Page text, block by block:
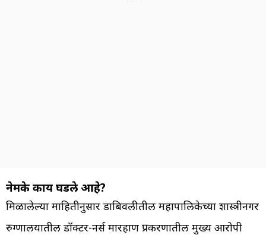
नेमके काय घडले आहे?
मिळालेल्या माहितीनुसार डोंबिवलीतील महापालिकेच्या शास्त्रीनगर
रुग्णालयातील डॉक्टर-नर्स मारहाण प्रकरणातील मुख्य आरोपी